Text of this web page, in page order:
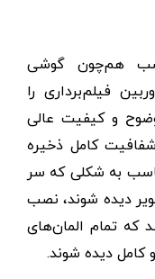
هم‌چون گوشی
فیلم‌برداری را
و کیفیت عالی
کامل ذخیره
مناسب به شکلی که سر
دیده شوند، نصب
که تمام المان‌های
دیده شوند.